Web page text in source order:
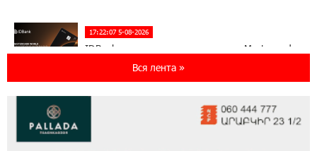
17:22:07 5-08-2026
IDBank представляет новую карту Mastercard
World с преимуществами для путешествий и
мониторинг дикой природы в Гнишике с
Вся лента »